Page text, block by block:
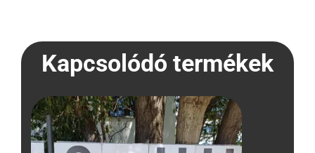
Kapcsolódó termékek